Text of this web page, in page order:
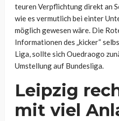
teuren Verpflichtung direkt an
wie es vermutlich bei einter
möglich gewesen wäre. Die
Informationen des „kicker“
Liga, sollte sich Ouedraogo
Umstellung auf Bundesliga.
Leipzig
mit viel